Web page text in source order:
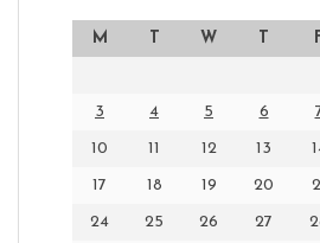
M W
3 4 5 6
10 11 12 13
17 18 19 20
24 25 26 27